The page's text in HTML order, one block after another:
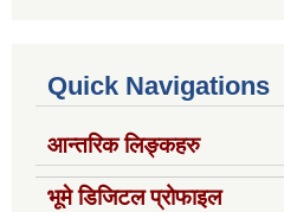
Quick Navigations
आन्तरिक लिङ्कहरु
भूमे डिजिटल प्रोफाइल